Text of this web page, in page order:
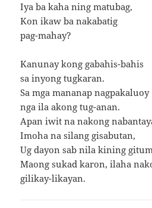
Iya ba kaha ning matubag,
Kon ikaw ba nakabatig
pag-mahay?
Kanunay kong gabahis-bahis
sa inyong tugkaran.
Sa mga mananap nagpakaluoy
nga ila akong tug-anan.
Apan iwit na nakong
Imoha na silang gisabutan,
Ug dayon sab nila kining
Maong sukad karon, ilaha
gilikay-likayan.